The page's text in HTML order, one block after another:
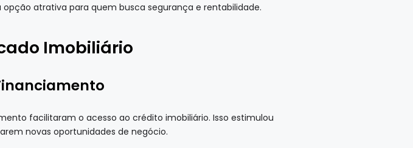
atrativa para quem busca segurança e rentabilidade.
Imobiliário
facilitaram o acesso ao crédito imobiliário. Isso estimulou
novas oportunidades de negócio.